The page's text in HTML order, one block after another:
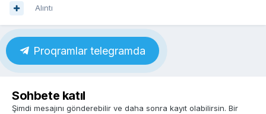
Alıntı
Proqramlar telegramda
Sohbete katıl
Şimdi mesajını gönderebilir ve daha sonra kayıt olabilirsin. Bir